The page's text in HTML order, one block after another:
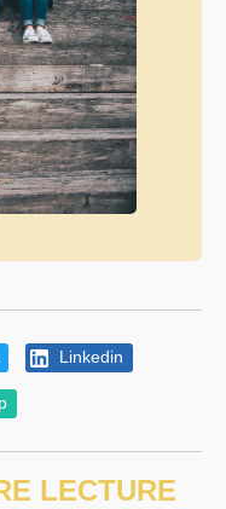
Linkedin
LECTURE